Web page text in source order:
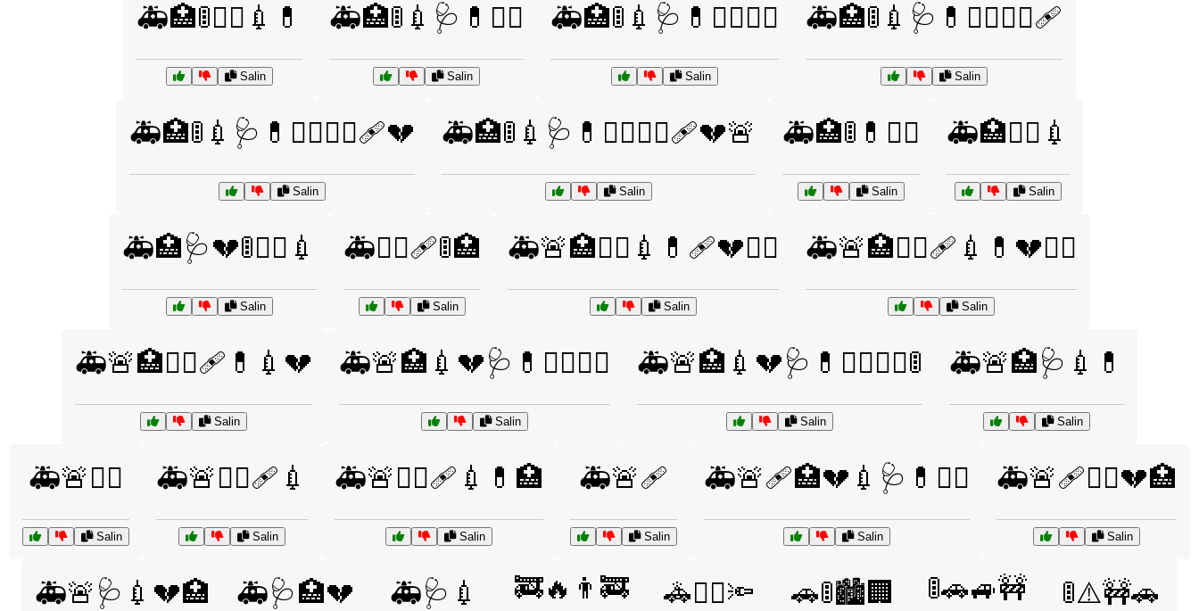
🚑🏥🚦👨‍⚕️💉💊
Salin
🚑🏥🚦💉🩺💊👨‍⚕️
Salin
🚑🏥🚦💉🩺💊👩‍⚕️👨‍⚕️
Salin
🚑🏥🚦💉🩺💊👩‍⚕️👨‍⚕️🩹
Salin
🚑🏥🚦💉🩺💊👩‍⚕️👨‍⚕️🩹💔
Salin
🚑🏥🚦💉🩺💊👩‍⚕️👨‍⚕️🩹💔🚨
Salin
🚑🏥🚦💊👨‍⚕️
Salin
🚑🏥🧑‍⚕️💉
Salin
🚑🏥🩺💔🚦👨‍⚕️💉
Salin
🚑👩‍⚕️🩹🚦🏥
Salin
🚑🚨🏥👨‍⚕️💉💊🩹💔👩‍⚕️
Salin
🚑🚨🏥👩‍⚕️🩹💉💊💔👨‍⚕️
Salin
🚑🚨🏥👩‍⚕️🩹💊💉💔
Salin
🚑🚨🏥💉💔🩺💊👩‍⚕️👨‍⚕️
Salin
🚑🚨🏥💉💔🩺💊👩‍⚕️👨‍⚕️🚦
Salin
🚑🚨🏥🩺💉💊
Salin
🚑🚨👨‍⚕️
Salin
🚑🚨👩‍⚕️🩹💉
Salin
🚑🚨👩‍⚕️🩹💉💊🏥
Salin
🚑🚨🩹
Salin
🚑🚨🩹🏥💔💉🩺💊👨‍⚕️
Salin
🚑🚨🩹👩‍⚕️💔🏥
Salin
🚑🚨🩺💉💔🏥 🚑🩺🏥💔 🚑🩺💉 🚒🔥👨‍🚒 🚓👮‍♀️🔦 🚗🚦🏙️🏢 🚦🚗🚙🚧 🚦⚠️🚧🚗